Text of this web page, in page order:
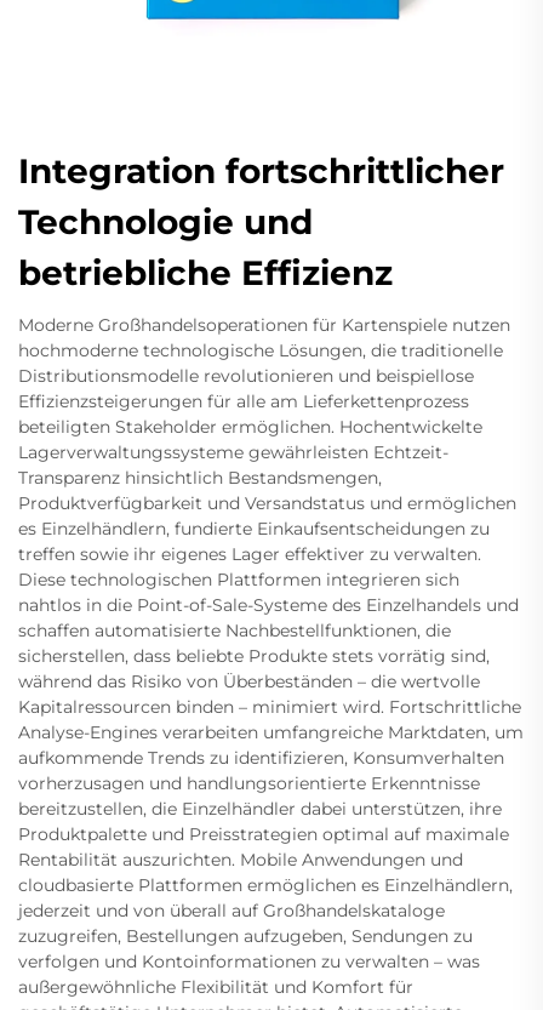
Integration fortschrittlicher
Technologie und
betriebliche Effizienz
Moderne Großhandelsoperationen für Kartenspiele nutzen
hochmoderne technologische Lösungen, die traditionelle
Distributionsmodelle revolutionieren und beispiellose
Effizienzsteigerungen für alle am Lieferkettenprozess
beteiligten Stakeholder ermöglichen. Hochentwickelte
Lagerverwaltungssysteme gewährleisten Echtzeit-
Transparenz hinsichtlich Bestandsmengen,
Produktverfügbarkeit und Versandstatus und ermöglichen
es Einzelhändlern, fundierte Einkaufsentscheidungen zu
treffen sowie ihr eigenes Lager effektiver zu verwalten.
Diese technologischen Plattformen integrieren sich
nahtlos in die Point-of-Sale-Systeme des Einzelhandels und
schaffen automatisierte Nachbestellfunktionen, die
sicherstellen, dass beliebte Produkte stets vorrätig sind,
während das Risiko von Überbeständen – die wertvolle
Kapitalressourcen binden – minimiert wird. Fortschrittliche
Analyse-Engines verarbeiten umfangreiche Marktdaten, um
aufkommende Trends zu identifizieren, Konsumverhalten
vorherzusagen und handlungsorientierte Erkenntnisse
bereitzustellen, die Einzelhändler dabei unterstützen, ihre
Produktpalette und Preisstrategien optimal auf maximale
Rentabilität auszurichten. Mobile Anwendungen und
cloudbasierte Plattformen ermöglichen es Einzelhändlern,
jederzeit und von überall auf Großhandelskataloge
zuzugreifen, Bestellungen aufzugeben, Sendungen zu
verfolgen und Kontoinformationen zu verwalten – was
außergewöhnliche Flexibilität und Komfort für